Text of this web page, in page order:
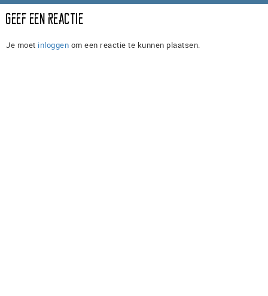
Geef een reactie
Je moet inloggen om een reactie te kunnen plaatsen.